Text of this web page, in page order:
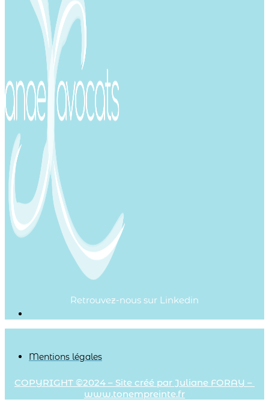
Retrouvez-nous sur Linkedin
Mentions légales
COPYRIGHT ©2024 – Site créé par Juliane FORAY –
www.tonempreinte.fr